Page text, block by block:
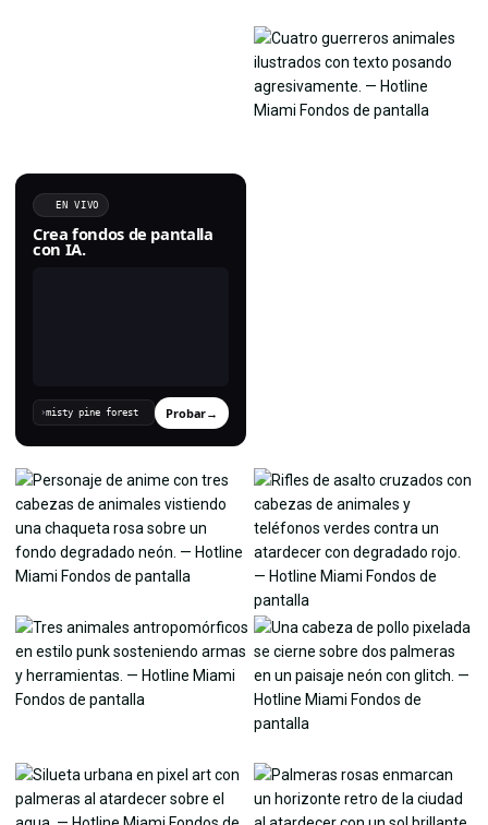
EN VIVO
Crea fondos de pantalla
con IA.
› Probar→